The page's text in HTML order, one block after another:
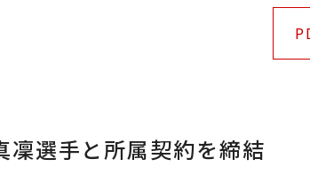
選手と所属契約を締結